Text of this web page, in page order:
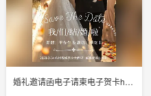
婚礼邀请函电子请柬电子贺卡h5制作